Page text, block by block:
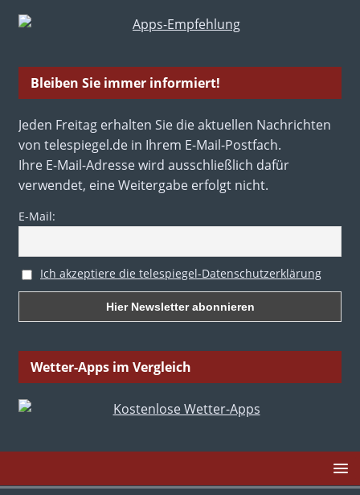
Bleiben Sie immer informiert!
Jeden Freitag erhalten Sie die aktuellen Nachrichten
von telespiegel.de in Ihrem E-Mail-Postfach.
Ihre E-Mail-Adresse wird ausschließlich dafür
verwendet, eine Weitergabe erfolgt nicht.
E-Mail:
Ich akzeptiere die telespiegel-Datenschutzerklärung
Wetter-Apps im Vergleich